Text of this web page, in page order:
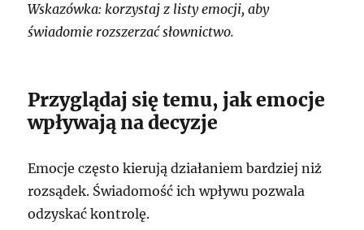
Wskazówka: korzystaj z listy emocji, aby
świadomie rozszerzać słownictwo.
Przyglądaj się temu, jak emocje
wpływają na decyzje
Emocje często kierują działaniem bardziej niż
rozsądek. Świadomość ich wpływu pozwala
odzyskać kontrolę.